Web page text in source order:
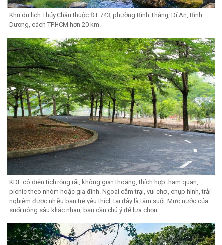
Khu du lịch Thủy Châu thuộc ĐT 743, phường Bình Thắng, Dĩ An, Bình
Dương, cách TP.HCM hơn 20 km.
KDL có diện tích rộng rãi, không gian thoáng, thích hợp tham quan,
picnic theo nhóm hoặc gia đình. Ngoài cắm trại, vui chơi, chụp hình, trải
nghiệm được nhiều bạn trẻ yêu thích tại đây là tắm suối. Mực nước của
suối nông sâu khác nhau, bạn cần chú ý để lựa chọn.